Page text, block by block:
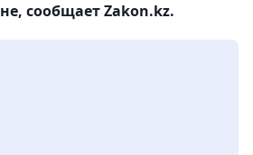
сообщает Zakon.kz.